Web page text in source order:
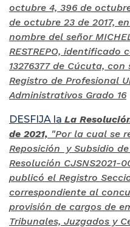
octubre 4, 396 de
de octubre 23 de 2017,
nombre del señor
RESTREPO,
13276377 de Cúcuta,
Registro de Profesional
Administrativos Grado 16
DESFIJA la La
de 2021, "Por la cual se
Reposición y Subsidio
Resolución CJSNS2021-
publicó el Registro
correspondiente al
provisión de cargos de
Tribunales, Juzgados y